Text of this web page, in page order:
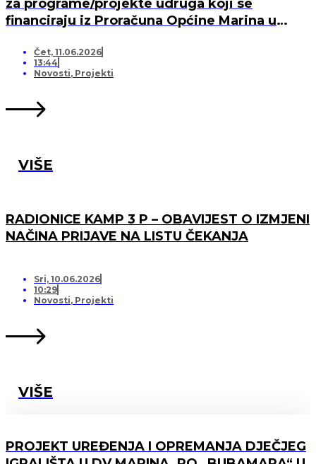
za programe/projekte udruga koji se
financiraju iz Proračuna Općine Marina u
Čet, 11.06.2026
13:44
Novosti, Projekti
VIŠE
RADIONICE KAMP 3 P – OBAVIJEST O IZMJENI
NAČINA PRIJAVE NA LISTU ČEKANJA
Sri, 10.06.2026
10:29
Novosti, Projekti
VIŠE
PROJEKT UREĐENJA I OPREMANJA DJEČJEG